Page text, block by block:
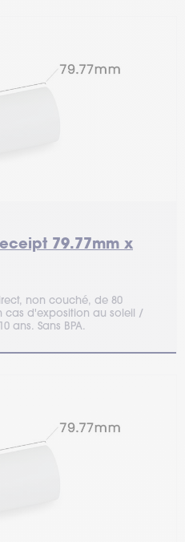
79.77mm x
non couché, de 80
cas d'exposition au soleil /
ans. Sans BPA.